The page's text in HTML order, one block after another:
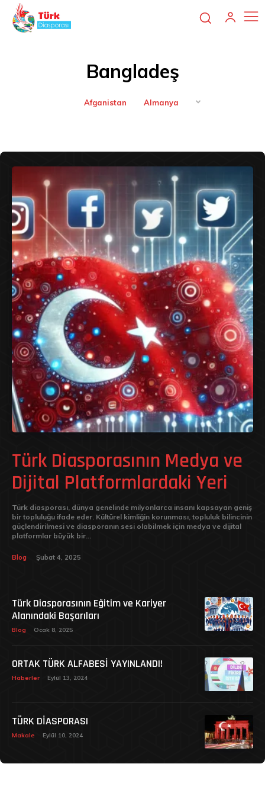
Bangladeş
Afganistan Almanya
Türk Diasporasının Medya ve
Dijital Platformlardaki Yeri
Türk diasporası, dünya genelinde milyonlarca insanı kapsayan geniş
bir topluluğu ifade eder. Kültürel kimliğin korunması, topluluk bilincinin
güçlendirilmesi ve diasporanın sesi olabilmek için medya ve dijital
platformlar büyük bir...
Blog Şubat 4, 2025
Türk Diasporasının Eğitim ve Kariyer
Alanındaki Başarıları
Blog Ocak 8, 2025
ORTAK TÜRK ALFABESİ YAYINLANDI!
Haberler Eylül 13, 2024
TÜRK DİASPORASI
Makale Eylül 10, 2024